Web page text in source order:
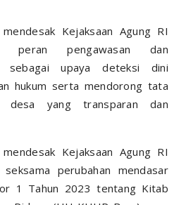
Kejaksaan Agung RI
peran pengawasan dan
sebagai upaya deteksi dini
hukum serta mendorong tata
desa yang transparan dan
Kejaksaan Agung RI
seksama perubahan mendasar
1 Tahun 2023 tentang Kitab